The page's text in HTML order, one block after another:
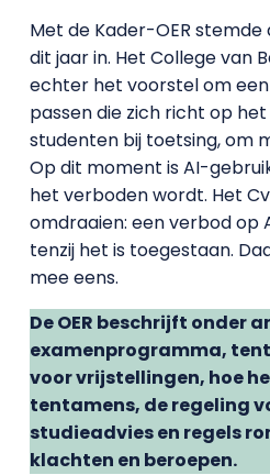
Met de Kader-OER stemde
dit jaar in. Het College van
echter het voorstel om
passen die zich richt op
studenten bij toetsing, om
Op dit moment is AI-
het verboden wordt. Het
omdraaien: een verbod op
tenzij het is toegestaan.
mee eens.
De OER beschrijft onder
examenprogramma,
voor vrijstellingen, hoe
tentamens, de regeling
studieadvies en regels
klachten en beroepen.